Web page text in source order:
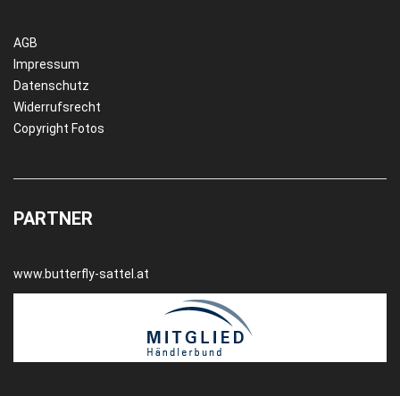
AGB
Impressum
Datenschutz
Widerrufsrecht
Copyright Fotos
PARTNER
www.butterfly-sattel.at